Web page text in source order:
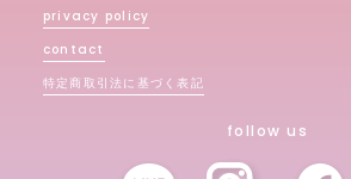
privacy policy
contact
特定商取引法に基づく表記
follow us